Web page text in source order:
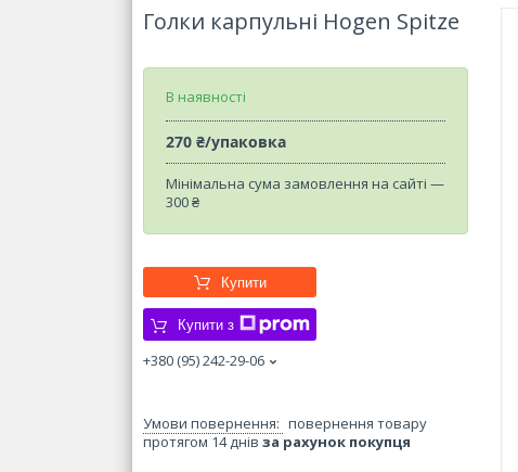
Голки карпульні Hogen Spitze
В наявності
270 ₴/упаковка
Мінімальна сума замовлення на сайті —
300 ₴
Купити
Купити з
+380 (95) 242-29-06
повернення товару
протягом 14 днів за рахунок покупця